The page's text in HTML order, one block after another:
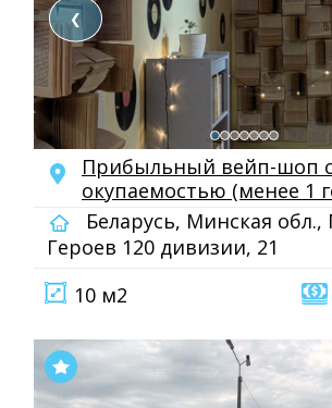
❮
Прибыльный вейп-шоп
окупаемостью (менее 1
Беларусь, Минская
Героев 120 дивизии, 21
10 м2